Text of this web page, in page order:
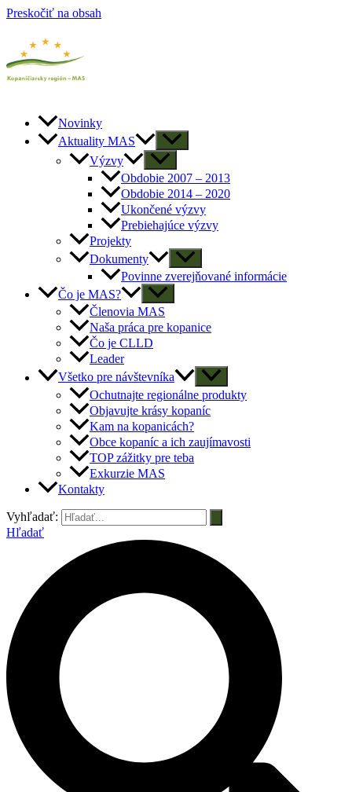
Preskočiť na obsah
Novinky
Aktuality MAS
Výzvy
Obdobie 2007 – 2013
Obdobie 2014 – 2020
Ukončené výzvy
Prebiehajúce výzvy
Projekty
Dokumenty
Povinne zverejňované informácie
Čo je MAS?
Členovia MAS
Naša práca pre kopanice
Čo je CLLD
Leader
Všetko pre návštevníka
Ochutnajte regionálne produkty
Objavujte krásy kopaníc
Kam na kopanicách?
Obce kopaníc a ich zaujímavosti
TOP zážitky pre teba
Exkurzie MAS
Kontakty
Vyhľadať:
Hľadať